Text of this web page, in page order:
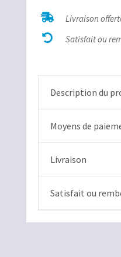
Chrysoprase
percé
 Livraison
 Satisfait ou
Description du
Moyens de
Livraison
Satisfait ou